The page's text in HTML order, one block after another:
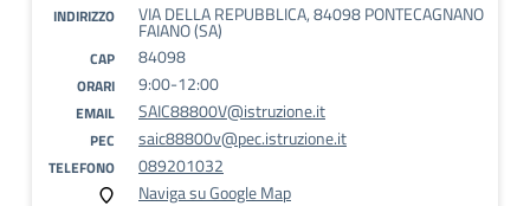
INDIRIZZO VIA DELLA REPUBBLICA, 84098 PONTECAGNANO
FAIANO (SA)
CAP 84098
ORARI 9:00-12:00
EMAIL SAIC88800V@istruzione.it
PEC saic88800v@pec.istruzione.it
TELEFONO
089201032
Naviga su Google Map